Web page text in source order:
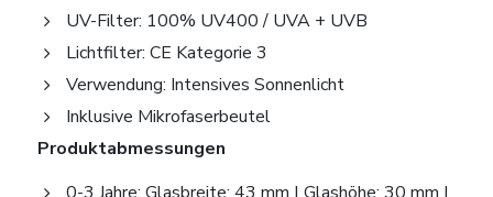
UV-Filter: 100% UV400 / UVA + UVB
Lichtfilter: CE Kategorie 3
Verwendung: Intensives Sonnenlicht
Inklusive Mikrofaserbeutel
Produktabmessungen